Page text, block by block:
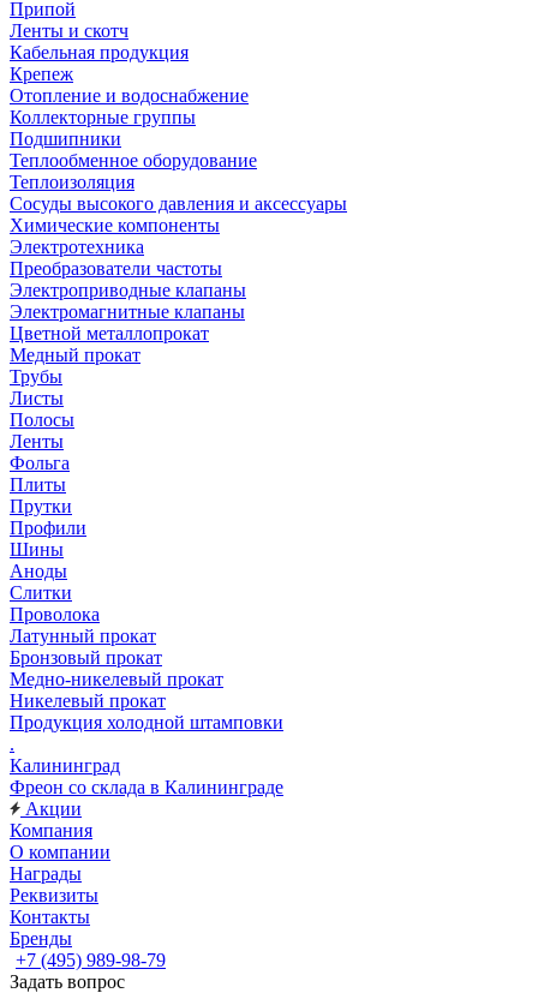
Припой
Ленты и скотч
Кабельная продукция
Крепеж
Отопление и водоснабжение
Коллекторные группы
Подшипники
Теплообменное оборудование
Теплоизоляция
Сосуды высокого давления и аксессуары
Химические компоненты
Электротехника
Преобразователи частоты
Электроприводные клапаны
Электромагнитные клапаны
Цветной металлопрокат
Медный прокат
Трубы
Листы
Полосы
Ленты
Фольга
Плиты
Прутки
Профили
Шины
Аноды
Слитки
Проволока
Латунный прокат
Бронзовый прокат
Медно-никелевый прокат
Никелевый прокат
Продукция холодной штамповки
.
Калининград
Фреон со склада в Калининграде
Акции
Компания
О компании
Награды
Реквизиты
Контакты
Бренды
+7 (495) 989-98-79
Задать вопрос